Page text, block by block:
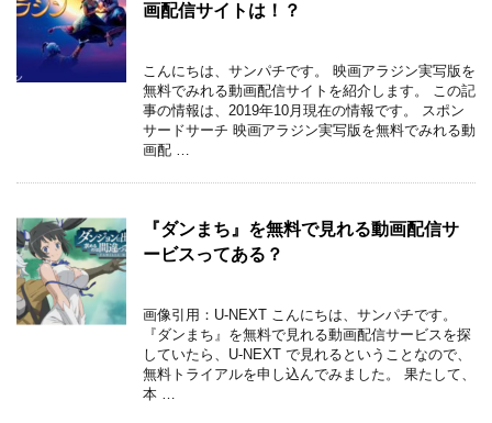
画配信サイトは！？
こんにちは、サンパチです。 映画アラジン実写版を
無料でみれる動画配信サイトを紹介します。 この記
事の情報は、2019年10月現在の情報です。 スポン
サードサーチ 映画アラジン実写版を無料でみれる動
画配 …
『ダンまち』を無料で見れる動画配信サ
ービスってある？
画像引用：U-NEXT こんにちは、サンパチです。
『ダンまち』を無料で見れる動画配信サービスを探
していたら、U-NEXT で見れるということなので、
無料トライアルを申し込んでみました。 果たして、
本 …